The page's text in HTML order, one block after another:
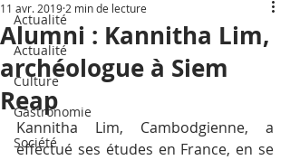
Actualité
Actualité
Culture
Gastronomie
Société
Alumni : Kannitha Lim,
archéologue à Siem
Reap
11 avr. 2019 2 min de lecture
Kannitha Lim, Cambodgienne, a
effectué ses études en France, en se